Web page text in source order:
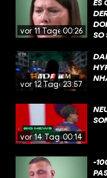
vor 11 Tagen00:26
SO
vor 12 Tagen23:57
vor 14 Tagen00:14
-